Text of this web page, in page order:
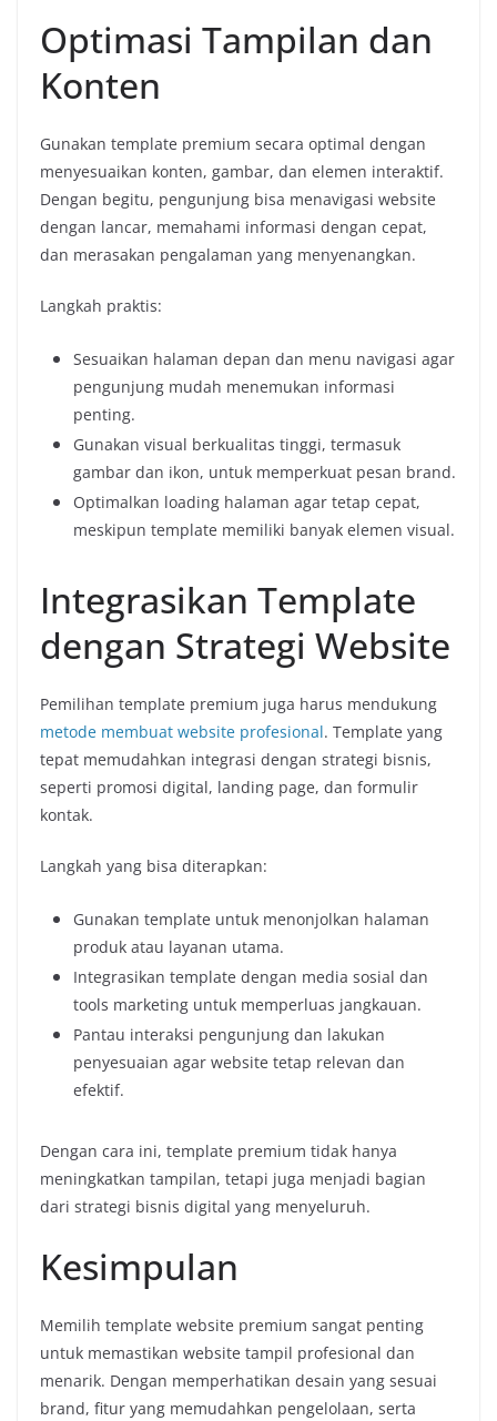
Optimasi Tampilan dan
Konten
Gunakan template premium secara optimal dengan
menyesuaikan konten, gambar, dan elemen interaktif.
Dengan begitu, pengunjung bisa menavigasi website
dengan lancar, memahami informasi dengan cepat,
dan merasakan pengalaman yang menyenangkan.
Langkah praktis:
Sesuaikan halaman depan dan menu navigasi agar
pengunjung mudah menemukan informasi
penting.
Gunakan visual berkualitas tinggi, termasuk
gambar dan ikon, untuk memperkuat pesan brand.
Optimalkan loading halaman agar tetap cepat,
meskipun template memiliki banyak elemen visual.
Integrasikan Template
dengan Strategi Website
Pemilihan template premium juga harus mendukung
metode membuat website profesional. Template yang
tepat memudahkan integrasi dengan strategi bisnis,
seperti promosi digital, landing page, dan formulir
kontak.
Langkah yang bisa diterapkan:
Gunakan template untuk menonjolkan halaman
produk atau layanan utama.
Integrasikan template dengan media sosial dan
tools marketing untuk memperluas jangkauan.
Pantau interaksi pengunjung dan lakukan
penyesuaian agar website tetap relevan dan
efektif.
Dengan cara ini, template premium tidak hanya
meningkatkan tampilan, tetapi juga menjadi bagian
dari strategi bisnis digital yang menyeluruh.
Kesimpulan
Memilih template website premium sangat penting
untuk memastikan website tampil profesional dan
menarik. Dengan memperhatikan desain yang sesuai
brand, fitur yang memudahkan pengelolaan, serta